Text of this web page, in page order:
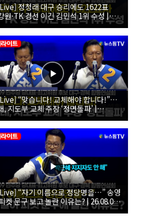
정청래 대구 승리에도 1622표
·TK 경선 이긴 김민석 1위 수성 |
더불어민주당 당대표·최고위원 후
·경북 합동연설회
“맞습니다! 교체해야 합니다!”…
, 지도부 교체 주장 ‘정면돌파’ |
더불어민주당 당대표·최고위원 후
·경북 합동연설회
“자기 이름으로 정당명을…” 송영
켓 문구 보고 놀란 이유는? | 26.08.09
민주당 당대표·최고위원 후보 대구·경